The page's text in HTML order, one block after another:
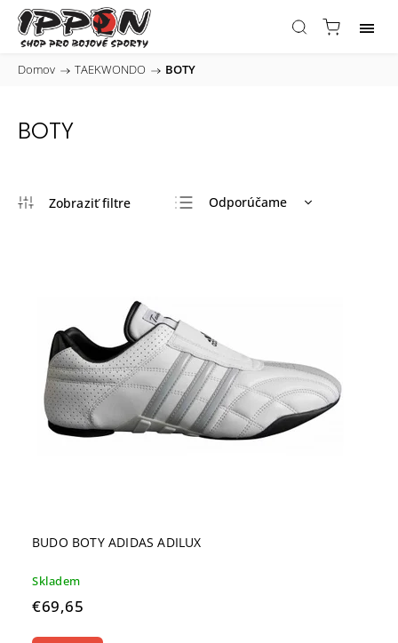
Domov / TAEKWONDO / BOTY
BOTY
Odporúčame
BUDO BOTY ADIDAS ADILUX
Skladem
€69,65